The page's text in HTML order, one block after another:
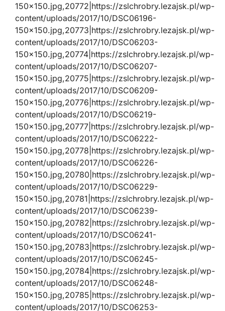
150×150.jpg,20772|https://zslchrobry.lezajsk.pl/wp-
content/uploads/2017/10/DSC06196-
150×150.jpg,20773|https://zslchrobry.lezajsk.pl/wp-
content/uploads/2017/10/DSC06203-
150×150.jpg,20774|https://zslchrobry.lezajsk.pl/wp-
content/uploads/2017/10/DSC06207-
150×150.jpg,20775|https://zslchrobry.lezajsk.pl/wp-
content/uploads/2017/10/DSC06209-
150×150.jpg,20776|https://zslchrobry.lezajsk.pl/wp-
content/uploads/2017/10/DSC06219-
150×150.jpg,20777|https://zslchrobry.lezajsk.pl/wp-
content/uploads/2017/10/DSC06222-
150×150.jpg,20778|https://zslchrobry.lezajsk.pl/wp-
content/uploads/2017/10/DSC06226-
150×150.jpg,20780|https://zslchrobry.lezajsk.pl/wp-
content/uploads/2017/10/DSC06229-
150×150.jpg,20781|https://zslchrobry.lezajsk.pl/wp-
content/uploads/2017/10/DSC06239-
150×150.jpg,20782|https://zslchrobry.lezajsk.pl/wp-
content/uploads/2017/10/DSC06241-
150×150.jpg,20783|https://zslchrobry.lezajsk.pl/wp-
content/uploads/2017/10/DSC06245-
150×150.jpg,20784|https://zslchrobry.lezajsk.pl/wp-
content/uploads/2017/10/DSC06248-
150×150.jpg,20785|https://zslchrobry.lezajsk.pl/wp-
content/uploads/2017/10/DSC06253-